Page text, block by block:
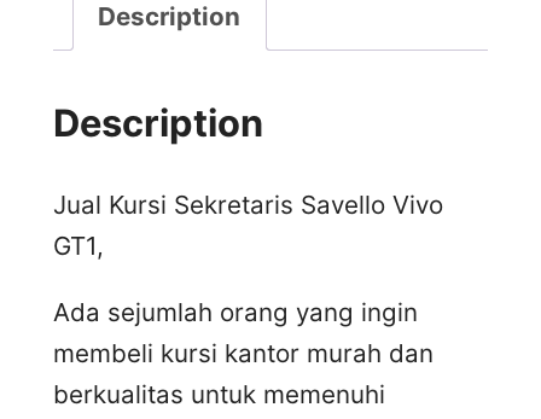
Description
Description
Jual Kursi Sekretaris Savello Vivo
GT1,
Ada sejumlah orang yang ingin
membeli kursi kantor murah dan
berkualitas untuk memenuhi